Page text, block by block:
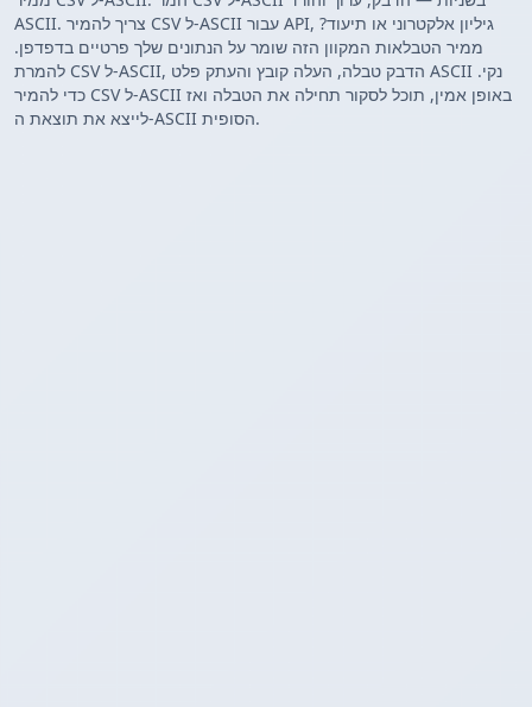
ASCII. צריך להמיר CSV ל-ASCII עבור API, גיליון אלקטרוני או תיעוד?
ממיר הטבלאות המקוון הזה שומר על הנתונים שלך פרטיים בדפדפן.
להמרת CSV ל-ASCII, הדבק טבלה, העלה קובץ והעתק פלט ASCII נקי.
כדי להמיר CSV ל-ASCII באופן אמין, תוכל לסקור תחילה את הטבלה ואז
לייצא את תוצאת ה-ASCII הסופית.